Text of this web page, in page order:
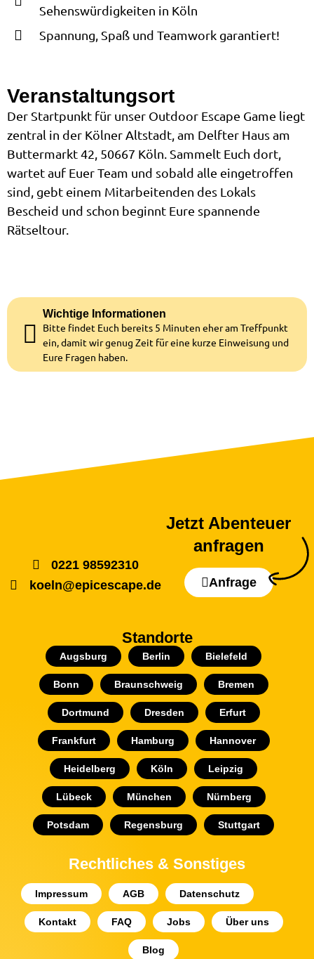
Sehenswürdigkeiten in Köln
Spannung, Spaß und Teamwork garantiert!
Veranstaltungsort
Der Startpunkt für unser Outdoor Escape Game liegt
zentral in der Kölner Altstadt, am Delfter Haus am
Buttermarkt 42, 50667 Köln. Sammelt Euch dort,
wartet auf Euer Team und sobald alle eingetroffen
sind, gebt einem Mitarbeitenden des Lokals
Bescheid und schon beginnt Eure spannende
Rätseltour.
Wichtige Informationen
Bitte findet Euch bereits 5 Minuten eher am Treffpunkt
ein, damit wir genug Zeit für eine kurze Einweisung und
Eure Fragen haben.
0221 98592310
koeln@epicescape.de
Jetzt Abenteuer
anfragen
Anfrage
Standorte
Augsburg Berlin Bielefeld
Bonn Braunschweig Bremen
Dortmund Dresden Erfurt
Frankfurt Hamburg Hannover
Heidelberg Köln Leipzig
Lübeck München Nürnberg
Potsdam Regensburg Stuttgart
Rechtliches & Sonstiges
Impressum AGB Datenschutz
Kontakt FAQ Jobs Über uns
Blog